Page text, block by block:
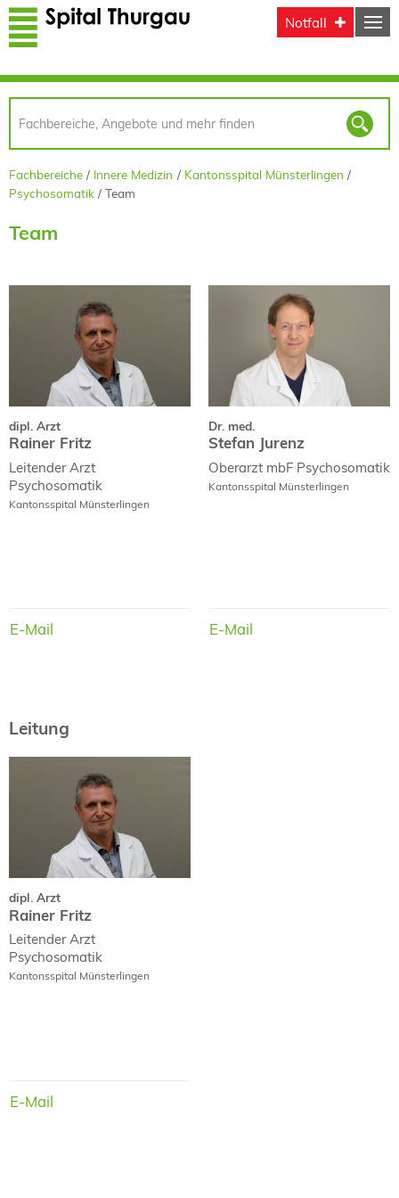
Direkt zum Inhalt
Notfall
Fachbereiche Innere Medizin
Kantonsspital Münsterlingen
Psychosomatik
Team
Team
dipl. Arzt
Rainer Fritz
Leitender Arzt
Psychosomatik
Kantonsspital Münsterlingen
E-Mail
Rainer Fritz
Dr. med.
Stefan Jurenz
Oberarzt mbF Psychosomatik
Kantonsspital Münsterlingen
E-Mail
Stefan Jurenz
Leitung
dipl. Arzt
Rainer Fritz
Leitender Arzt
Psychosomatik
Kantonsspital Münsterlingen
E-Mail
Rainer Fritz
E-Mail